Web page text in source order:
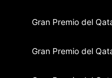
Gran Premio del
Gran Premio del